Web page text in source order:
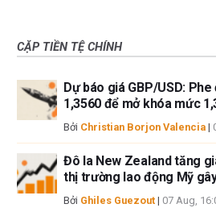
CẶP TIỀN TỆ CHÍNH
Dự báo giá GBP/USD:
1,3560 để mở khóa mức
Bởi Christian Borjon Valencia |
Đô la New Zealand tăng
thị trường lao động Mỹ
Bởi Ghiles Guezout | 07 Aug,